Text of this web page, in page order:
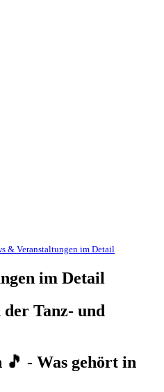
& Veranstaltungen im Detail
im Detail
der Tanz- und
- Was gehört in